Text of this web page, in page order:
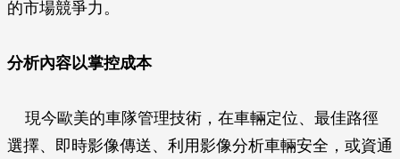
的市場競爭力。
分析內容以掌控成本
現今歐美的車隊管理技術，在車輛定位、最佳路徑
選擇、即時影像傳送、利用影像分析車輛安全，或資通